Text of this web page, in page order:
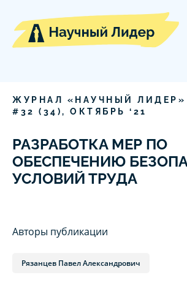
ЖУРНАЛ «НАУЧНЫЙ
# 32 ( 34 ), ОКТЯБРЬ ‘ 21
РАЗРАБОТКА МЕР ПО
ОБЕСПЕЧЕНИЮ
УСЛОВИЙ ТРУДА
Авторы публикации
Рязанцев Павел Александрович